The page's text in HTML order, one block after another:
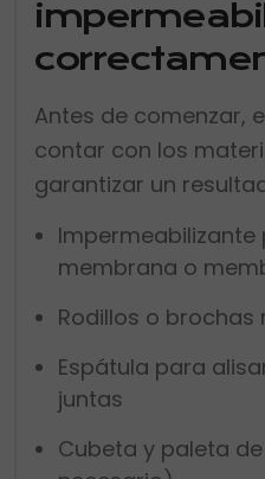
Antes de comenzar,
contar con los
garantizar un
membrana o
Rodillos o brochas
Espátula para
juntas
Cubeta y paleta